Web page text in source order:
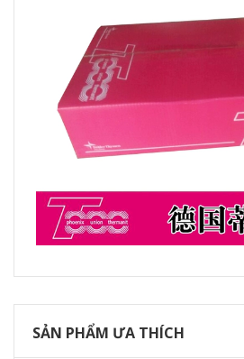
SẢN PHẨM ƯA THÍCH